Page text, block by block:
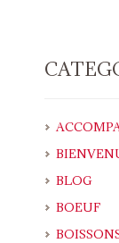
BLOG
BOEUF